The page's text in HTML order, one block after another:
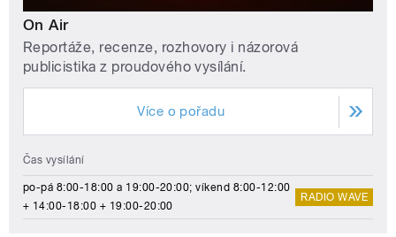
On Air
Reportáže, recenze, rozhovory i názorová
publicistika z proudového vysílání.
Více o pořadu
Čas vysílání
po-pá 8:00-18:00 a 19:00-20:00; víkend 8:00-12:00
+ 14:00-18:00 + 19:00-20:00
RADIO WAVE